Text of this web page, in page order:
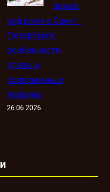
домов
под ключ в Санкт-
Петербурге:
особенности,
этапы и
современные
подходы
26.06.2026